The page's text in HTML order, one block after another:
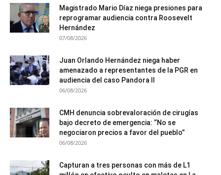
Magistrado Mario Díaz niega presiones para
reprogramar audiencia contra Roosevelt
Hernández
07/08/2026
Juan Orlando Hernández niega haber
amenazado a representantes de la PGR en
audiencia del caso Pandora II
06/08/2026
CMH denuncia sobrevaloración de cirugías
bajo decreto de emergencia: “No se
negociaron precios a favor del pueblo”
06/08/2026
Capturan a tres personas con más de L1